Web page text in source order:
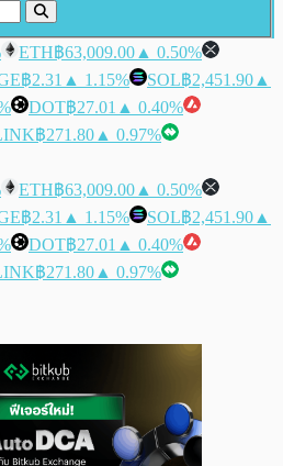
ETH฿63,009.00 ▲ 0.50%
฿2.31 ▲ 1.15% SOL฿2,451.90 ▲
DOT฿27.01 ▲ 0.40%
฿271.80 ▲ 0.97%
ETH฿63,009.00 ▲ 0.50%
฿2.31 ▲ 1.15% SOL฿2,451.90 ▲
DOT฿27.01 ▲ 0.40%
฿271.80 ▲ 0.97%